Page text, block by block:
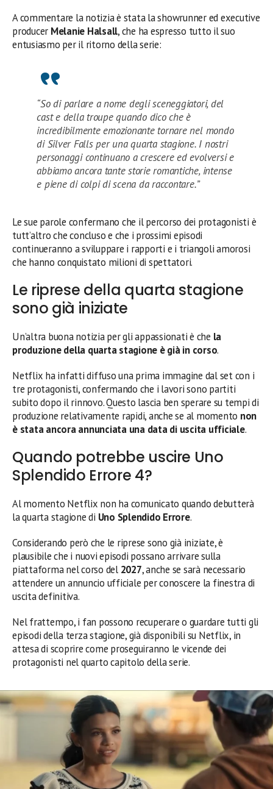
A commentare la notizia è stata la showrunner ed executive
producer Melanie Halsall, che ha espresso tutto il suo
entusiasmo per il ritorno della serie:
“So di parlare a nome degli sceneggiatori, del
cast e della troupe quando dico che è
incredibilmente emozionante tornare nel mondo
di Silver Falls per una quarta stagione. I nostri
personaggi continuano a crescere ed evolversi e
abbiamo ancora tante storie romantiche, intense
e piene di colpi di scena da raccontare.”
Le sue parole confermano che il percorso dei protagonisti è
tutt’altro che concluso e che i prossimi episodi
continueranno a sviluppare i rapporti e i triangoli amorosi
che hanno conquistato milioni di spettatori.
Le riprese della quarta stagione
sono già iniziate
Un’altra buona notizia per gli appassionati è che la
produzione della quarta stagione è già in corso.
Netflix ha infatti diffuso una prima immagine dal set con i
tre protagonisti, confermando che i lavori sono partiti
subito dopo il rinnovo. Questo lascia ben sperare su tempi di
produzione relativamente rapidi, anche se al momento non
è stata ancora annunciata una data di uscita ufficiale.
Quando potrebbe uscire Uno
Splendido Errore 4?
Al momento Netflix non ha comunicato quando debutterà
la quarta stagione di Uno Splendido Errore.
Considerando però che le riprese sono già iniziate, è
plausibile che i nuovi episodi possano arrivare sulla
piattaforma nel corso del 2027, anche se sarà necessario
attendere un annuncio ufficiale per conoscere la finestra di
uscita definitiva.
Nel frattempo, i fan possono recuperare o guardare tutti gli
episodi della terza stagione, già disponibili su Netflix, in
attesa di scoprire come proseguiranno le vicende dei
protagonisti nel quarto capitolo della serie.